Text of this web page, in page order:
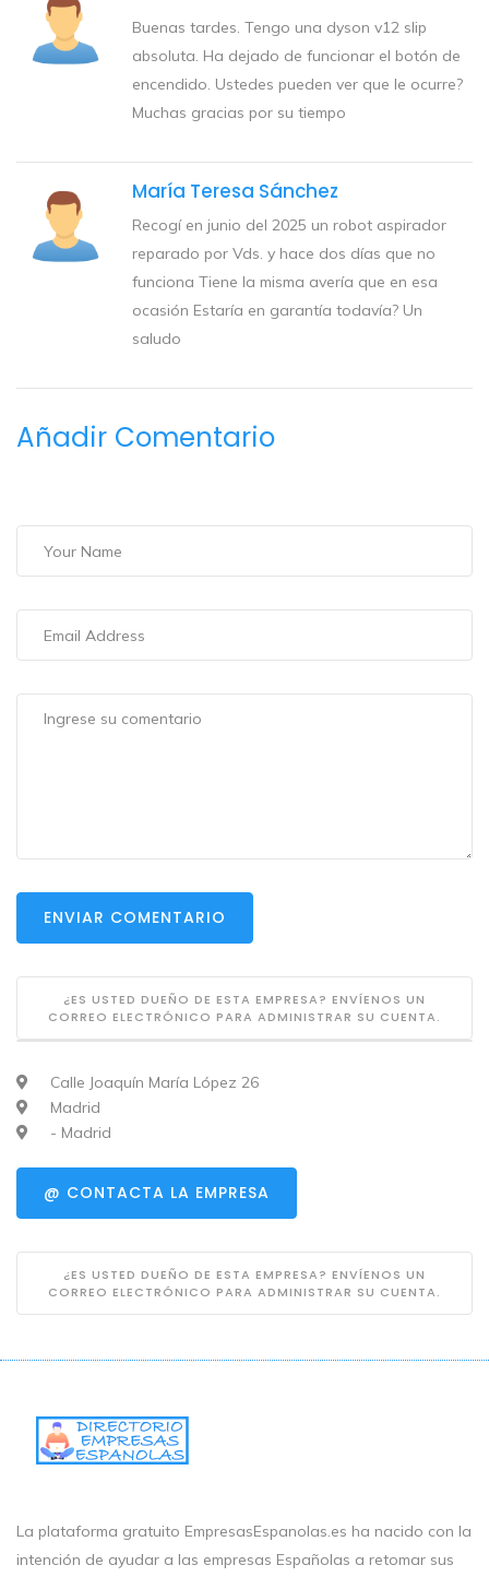
Buenas tardes. Tengo una dyson v12 slip
absoluta. Ha dejado de funcionar el botón de
encendido. Ustedes pueden ver que le ocurre?
Muchas gracias por su tiempo
María Teresa Sánchez
Recogí en junio del 2025 un robot aspirador
reparado por Vds. y hace dos días que no
funciona Tiene la misma avería que en esa
ocasión Estaría en garantía todavía? Un
saludo
Añadir Comentario
ENVIAR COMENTARIO
¿ES USTED DUEÑO DE ESTA EMPRESA? ENVÍENOS UN
CORREO ELECTRÓNICO PARA ADMINISTRAR SU CUENTA.
Calle Joaquín María López 26
Madrid
- Madrid
@ CONTACTA LA EMPRESA
¿ES USTED DUEÑO DE ESTA EMPRESA? ENVÍENOS UN
CORREO ELECTRÓNICO PARA ADMINISTRAR SU CUENTA.
La plataforma gratuito EmpresasEspanolas.es ha nacido con la
intención de ayudar a las empresas Españolas a retomar sus